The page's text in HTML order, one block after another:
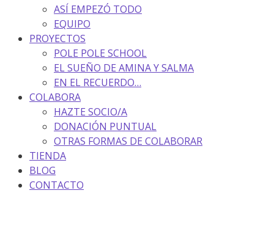
ASÍ EMPEZÓ TODO
EQUIPO
PROYECTOS
POLE POLE SCHOOL
EL SUEÑO DE AMINA Y SALMA
EN EL RECUERDO…
COLABORA
HAZTE SOCIO/A
DONACIÓN PUNTUAL
OTRAS FORMAS DE COLABORAR
TIENDA
BLOG
CONTACTO